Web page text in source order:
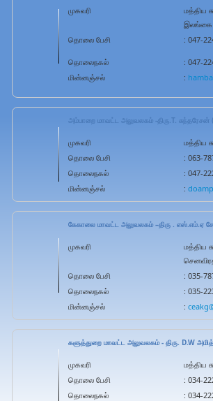
முகவரி
மத்திய
இலங்கை
தொலை பேசி
: 047-
தொலைநகல்
: 047-
மின்னஞ்சல்
:
அம்பாறை மாவட்ட அலுவலகம் -திரு.T.
முகவரி
மத்திய
தொலை பேசி
: 063-
தொலைநகல்
: 047-
மின்னஞ்சல்
:
கேகாலை மாவட்ட அலுவலகம் –திரு . எஸ்.எம்.ஏ
முகவரி
மத்திய
தொலை பேசி
: 035-
தொலைநகல்
: 035-
மின்னஞ்சல்
:
களுத்துறை மாவட்ட அலுவலகம் - திரு. D.W
முகவரி
மத்திய
தொலை பேசி
: 034-
தொலைநகல்
: 034-